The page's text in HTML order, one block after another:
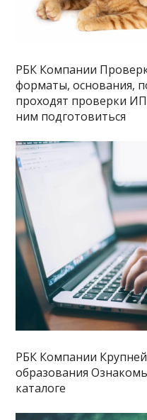
РБК Компании
форматы, основания,
проходят проверки
ним подготовиться
РБК Компании
образования
каталоге